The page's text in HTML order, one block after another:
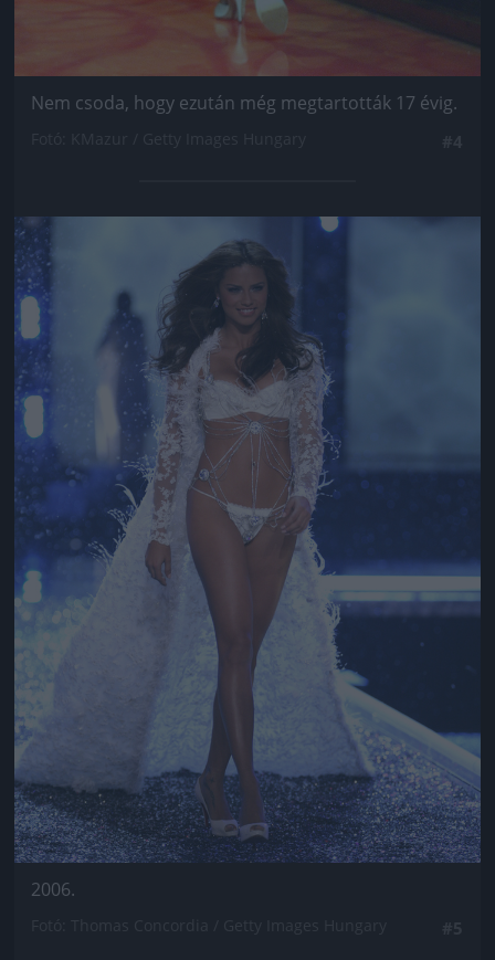
Nem csoda, hogy ezután még megtartották 17 évig.
Jön még kép!
2006.